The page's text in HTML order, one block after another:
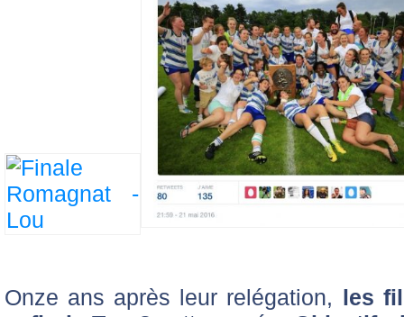
Onze ans après leur relégation, les